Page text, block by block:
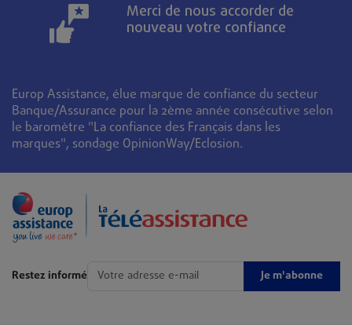
Merci de nous accorder de
nouveau votre confiance
Europ Assistance, élue marque de confiance du secteur
Banque/Assurance pour la 2ème année consécutive selon
le baromètre "La confiance des Français dans les
marques", sondage OpinionWay/Eclosion.
Restez informé Je m'abonne